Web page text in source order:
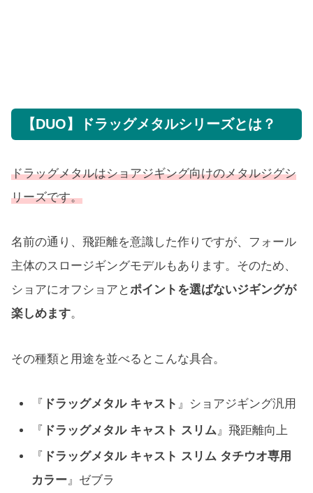
【DUO】ドラッグメタルシリーズとは？
ドラッグメタルはショアジギング向けのメタルジグシ
リーズです。
名前の通り、飛距離を意識した作りですが、フォール
主体のスロージギングモデルもあります。そのため、
ショアにオフショアとポイントを選ばないジギングが
楽しめます。
その種類と用途を並べるとこんな具合。
『 ドラッグメタル キャスト 』ショアジギング汎用
『 ドラッグメタル キャスト スリム 』飛距離向上
『
ドラッグメタル キャスト スリム タチウオ専用
カラー』ゼブラ